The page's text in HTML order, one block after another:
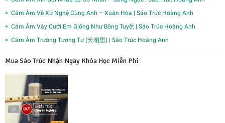
Cảm Âm Về Xứ Nghệ Cùng Anh – Xuân Hòa | Sáo Trúc Hoàng Anh
Cảm Âm Váy Cưới Em Giống Như Bông Tuyết | Sáo Trúc Hoàng Anh
Cảm Âm Trường Tương Tư (长相思) | Sáo Trúc Hoàng Anh
Mua Sáo Trúc Nhận Ngay Khóa Học Miễn Phí